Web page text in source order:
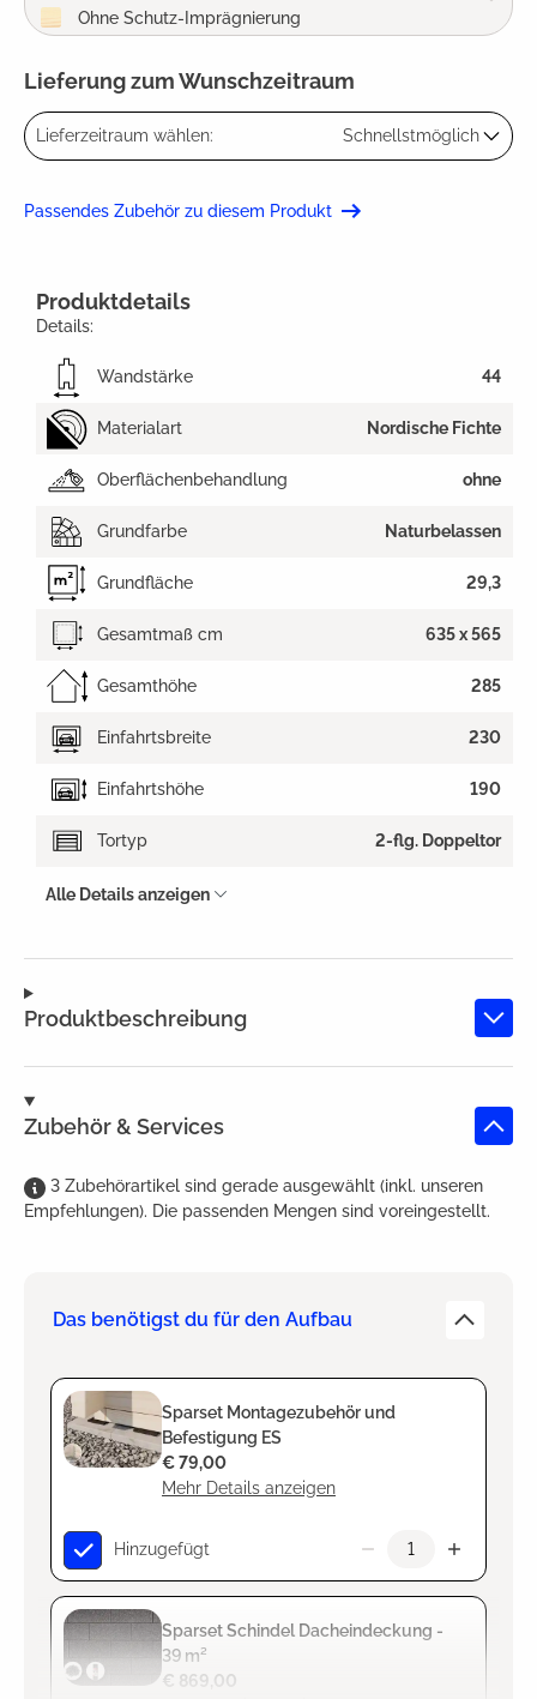
Ohne Schutz-Imprägnierung
Lieferung zum Wunschzeitraum
Lieferzeitraum wählen: Schnellstmöglich
Passendes Zubehör zu diesem Produkt
Produktbeschreibung
Zubehör & Services
3 Zubehörartikel sind gerade ausgewählt (inkl. unseren
Empfehlungen). Die passenden Mengen sind voreingestellt.
Das benötigst du für den Aufbau
Sparset Montagezubehör und
Befestigung ES
Mehr Details anzeigen
€ 79,00
Hinzugefügt
Sparset Schindel Dacheindeckung -
39 m²
€ 869,00
Produktdetails
Details:
Wandstärke 44
Materialart Nordische Fichte
Oberflächenbehandlung ohne
Grundfarbe Naturbelassen
Grundfläche 29,3
Gesamtmaß cm 635 x 565
Gesamthöhe 285
Einfahrtsbreite 230
Einfahrtshöhe 190
Tortyp 2-flg. Doppeltor
Alle Details anzeigen